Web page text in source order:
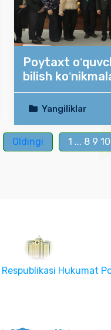
Poytaxt
bilish
Yangiliklar
Oldingi 1 ... 8 9 10
Respublikasi Hukumat